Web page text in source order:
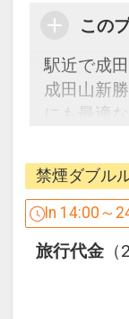
この
駅近で成
成田山新
にも最適
【プラン
ご宿泊の
プランを
なアメニ
禁煙ダブル
In 14:00～
旅行代金